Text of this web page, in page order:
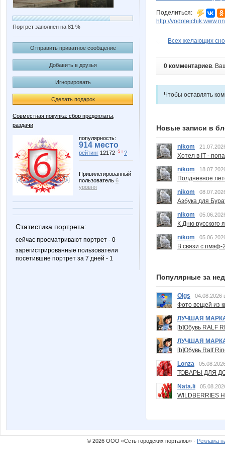
Портрет заполнен на 81 %
Отправить приватное сообщение
Добавить в друзья
Игнорировать
Сделать подарок
Совместная покупка: сбор предоплаты,
раздачи
популярность:
914 место
рейтинг 12172 -5 ↓ ?
Привилегированный
пользователь 6
уровня
Статистика портрета:
сейчас просматривают портрет - 0
зарегистрированные пользователи
посетившие портрет за 7 дней - 1
Поделиться:
http://
Всех желающих
0 комментариев.
Чтобы оставлять
Новые записи в
nikom
Хотел в IT -
nikom
Полдневное
nikom
Азбука для
nikom
К Дню русского
nikom
В связи с пмэф-
Популярные за
Olgs 04.08.2026
Фото вещей из
ЛУЧШАЯ
[b]Обувь RALF
ЛУЧШАЯ
[b]Обувь Ralf
Lonza
ТОВАРЫ ДЛЯ
Nata.li
© 2026 ООО «Сеть городских порталов» · Реклама